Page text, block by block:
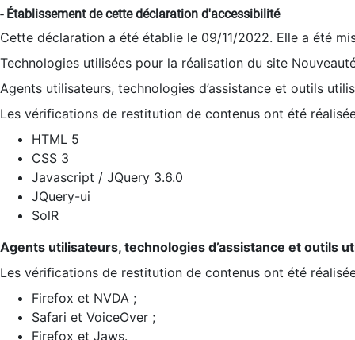
- Établissement de cette déclaration d'accessibilité
Cette déclaration a été établie le 09/11/2022. Elle a été
Technologies utilisées pour la réalisation du site
Agents utilisateurs, technologies d’assistance et outils
Les vérifications de restitution de contenus ont été
HTML 5
CSS 3
Javascript / JQuery 3.6.0
JQuery-ui
SolR
Agents utilisateurs, technologies d’assistance et outils
Les vérifications de restitution de contenus ont été
Firefox et NVDA ;
Safari et VoiceOver ;
Firefox et Jaws.